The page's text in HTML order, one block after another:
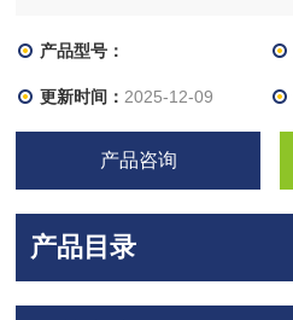
产品型号：
更新时间： 2025-12-09
产品咨询
产品目录